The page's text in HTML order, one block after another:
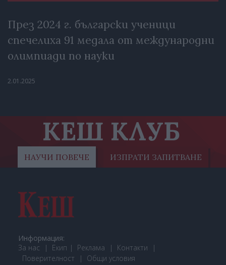
През 2024 г. български ученици
спечелиха 91 медала от международни
олимпиади по науки
2.01.2025
КЕШ КЛУБ
НАУЧИ ПОВЕЧЕ ИЗПРАТИ ЗАПИТВАНЕ
Информация:
За нас
Екип Реклама
Контакти
Поверителност
Общи условия